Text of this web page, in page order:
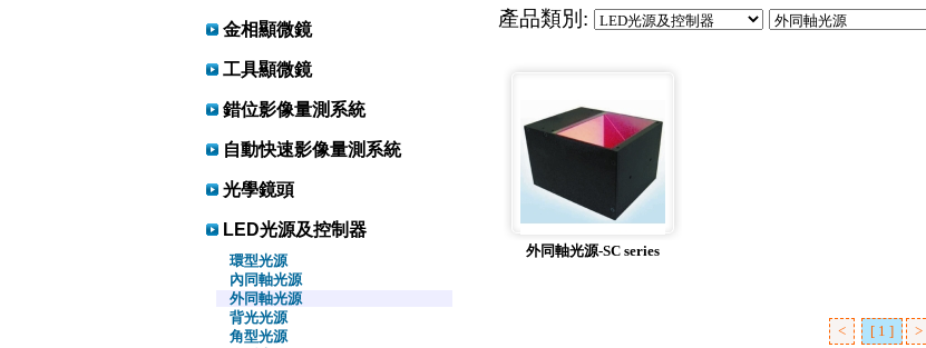
金相顯微鏡
工具顯微鏡
錯位影像量測系統
自動快速影像量測系統
光學鏡頭
LED光源及控制器
環型光源
內同軸光源
外同軸光源
背光光源
角型光源
產品類別:
外同軸光源-SC series
< [ 1 ] >